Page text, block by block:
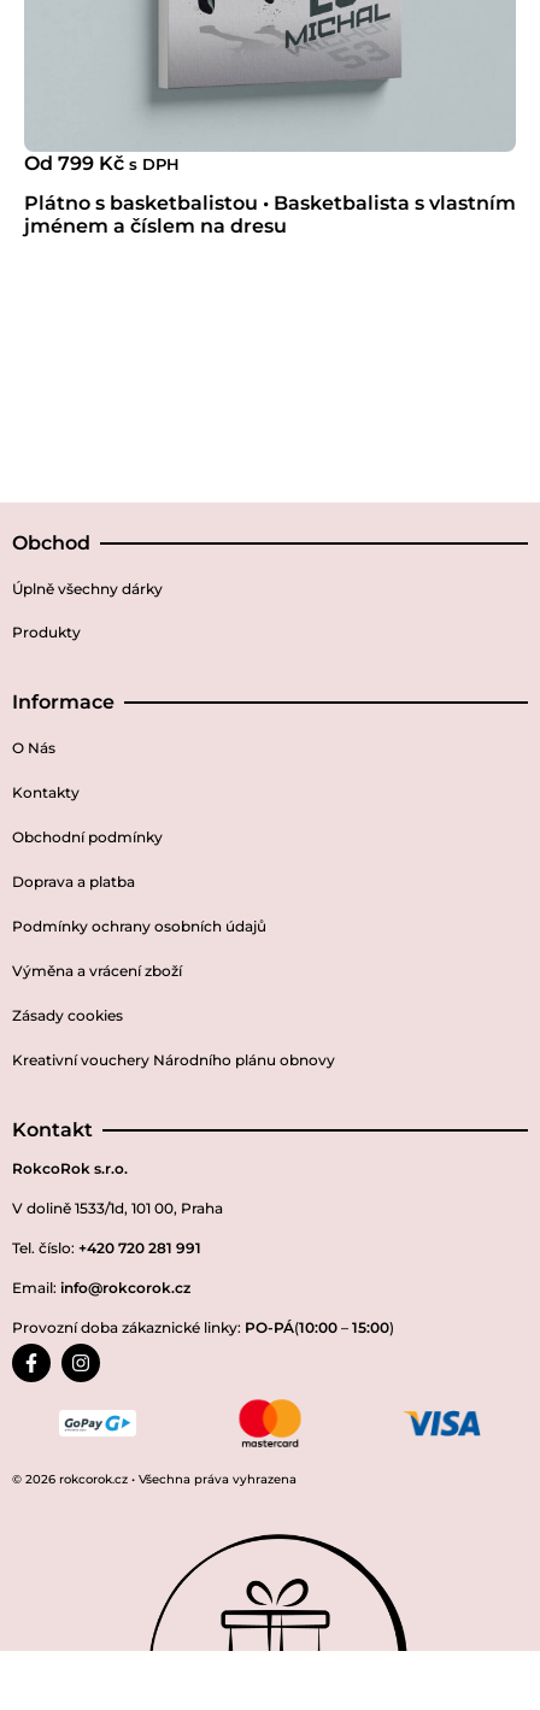
Od 799 Kč s DPH
Plátno s basketbalistou • Basketbalista s vlastním
jménem a číslem na dresu
Obchod
Úplně všechny dárky
Produkty
Informace
O Nás
Kontakty
Obchodní podmínky
Doprava a platba
Podmínky ochrany osobních údajů
Výměna a vrácení zboží
Zásady cookies
Kreativní vouchery Národního plánu obnovy
Kontakt
RokcoRok s.r.o.
V dolině 1533/1d, 101 00, Praha
Tel. číslo: +420 720 281 991
Email: info@rokcorok.cz
Provozní doba zákaznické linky: PO-PÁ(10:00 – 15:00)
© 2026 rokcorok.cz • Všechna práva vyhrazena